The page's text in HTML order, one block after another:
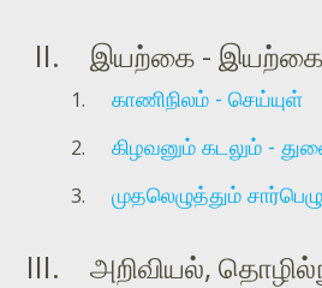
இயற்கை -
காணிநிலம் - செய்யுள்
கிழவனும் கடலும் -
முதலெழுத்தும்
அறிவியல்,